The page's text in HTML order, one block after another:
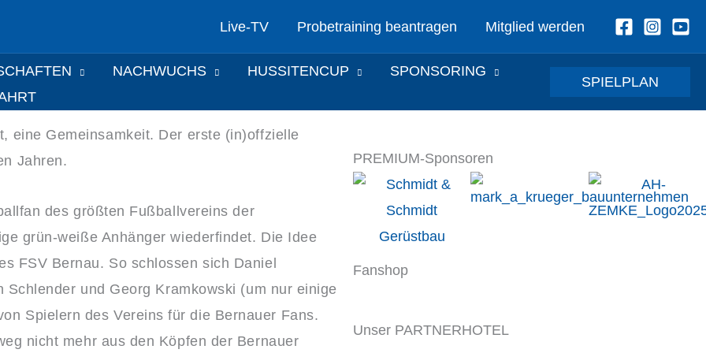
Live-TV Probetraining beantragen Mitglied werden
NACHWUCHS HUSSITENCUP
SPONSORING
SPIELPLAN
eine Gemeinsamkeit. Der erste (in)offzielle
Jahren.
des größten Fußballvereins der
grün-weiße Anhänger wiederfindet. Die Idee
FSV Bernau. So schlossen sich Daniel
und Georg Kramkowski (um nur einige
Spielern des Vereins für die Bernauer Fans.
nicht mehr aus den Köpfen der Bernauer
PREMIUM-Sponsoren
Fanshop
Unser PARTNERHOTEL